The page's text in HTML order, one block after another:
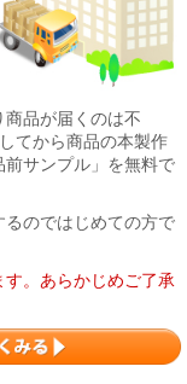
品が届くのは不
てから商品の本製作
サンプル」を無料で
のではじめての方で
。あらかじめご了承